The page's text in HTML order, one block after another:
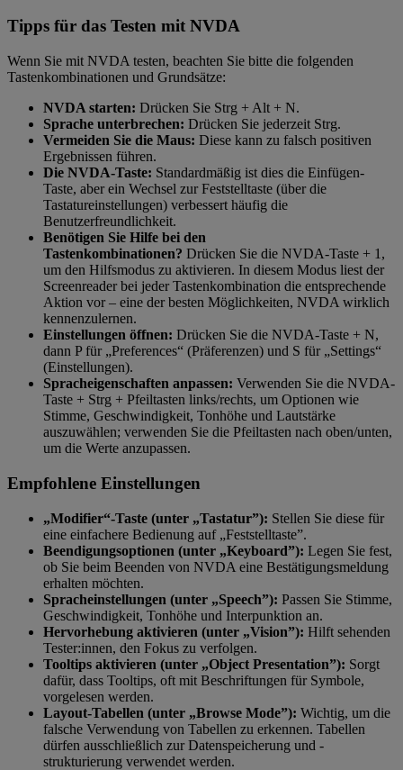
Tipps für das Testen mit NVDA
Wenn Sie mit NVDA testen, beachten Sie bitte die folgenden
Tastenkombinationen und Grundsätze:
NVDA starten: Drücken Sie Strg + Alt + N.
Sprache unterbrechen: Drücken Sie jederzeit Strg.
Vermeiden Sie die Maus: Diese kann zu falsch positiven
Ergebnissen führen.
Die NVDA-Taste: Standardmäßig ist dies die Einfügen-
Taste, aber ein Wechsel zur Feststelltaste (über die
Tastatureinstellungen) verbessert häufig die
Benutzerfreundlichkeit.
Benötigen Sie Hilfe bei den
Tastenkombinationen? Drücken Sie die NVDA-Taste + 1,
um den Hilfsmodus zu aktivieren. In diesem Modus liest der
Screenreader bei jeder Tastenkombination die entsprechende
Aktion vor – eine der besten Möglichkeiten, NVDA wirklich
kennenzulernen.
Einstellungen öffnen: Drücken Sie die NVDA-Taste + N,
dann P für „Preferences“ (Präferenzen) und S für „Settings“
(Einstellungen).
Spracheigenschaften anpassen: Verwenden Sie die NVDA-
Taste + Strg + Pfeiltasten links/rechts, um Optionen wie
Stimme, Geschwindigkeit, Tonhöhe und Lautstärke
auszuwählen; verwenden Sie die Pfeiltasten nach oben/unten,
um die Werte anzupassen.
Empfohlene Einstellungen
„Modifier“-Taste (unter „Tastatur”): Stellen Sie diese für
eine einfachere Bedienung auf „Feststelltaste”.
Beendigungsoptionen (unter „Keyboard”): Legen Sie fest,
ob Sie beim Beenden von NVDA eine Bestätigungsmeldung
erhalten möchten.
Spracheinstellungen (unter „Speech”): Passen Sie Stimme,
Geschwindigkeit, Tonhöhe und Interpunktion an.
Hervorhebung aktivieren (unter „Vision”): Hilft sehenden
Tester:innen, den Fokus zu verfolgen.
Tooltips aktivieren (unter „Object Presentation”): Sorgt
dafür, dass Tooltips, oft mit Beschriftungen für Symbole,
vorgelesen werden.
Layout-Tabellen (unter „Browse Mode”): Wichtig, um die
falsche Verwendung von Tabellen zu erkennen. Tabellen
dürfen ausschließlich zur Datenspeicherung und -
strukturierung verwendet werden.